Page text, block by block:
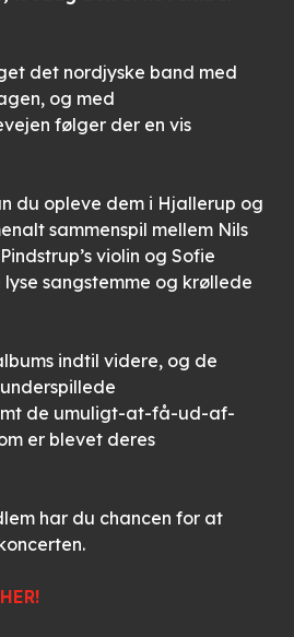
det nordjyske band med
og med
følger der en vis
du opleve dem i Hjallerup og
sammenspil mellem Nils
violin og Sofie
sangstemme og krøllede
indtil videre, og de
de umuligt-at-få-ud-af-
er blevet deres
har du chancen for at
HER!